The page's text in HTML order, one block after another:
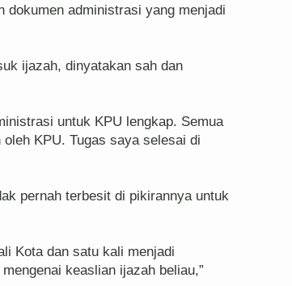
dokumen administrasi yang menjadi
ijazah, dinyatakan sah dan
untuk KPU lengkap. Semua
KPU. Tugas saya selesai di
pernah terbesit di pikirannya untuk
Kota dan satu kali menjadi
keaslian ijazah beliau,”